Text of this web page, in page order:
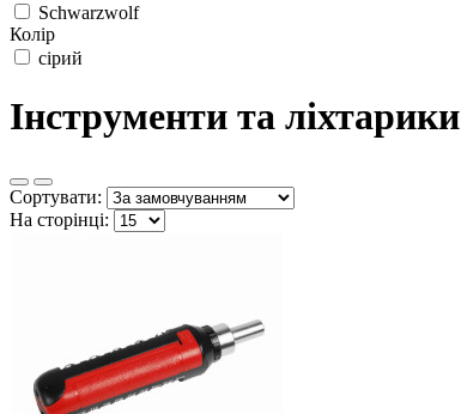
Schwarzwolf
Колір
сірий
Інструменти та ліхтарики
Сортувати:
На сторінці: